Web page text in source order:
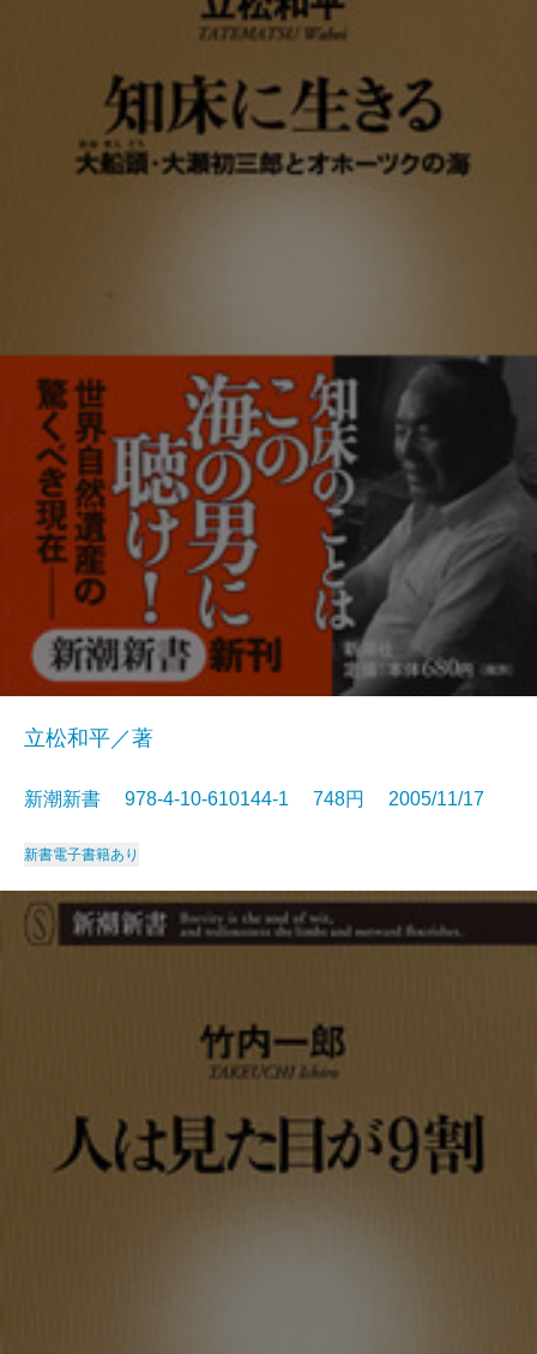
立松和平／著
新潮新書 978-4-10-610144-1 748円 2005/11/17
新書電子書籍あり